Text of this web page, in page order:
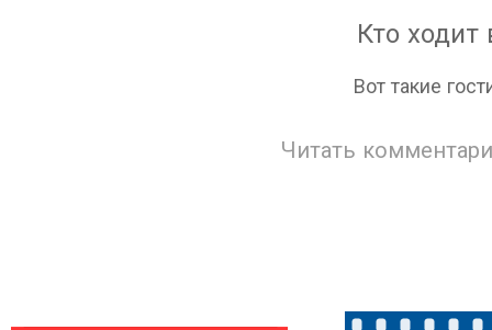
Кто ходит
Вот такие
Читать